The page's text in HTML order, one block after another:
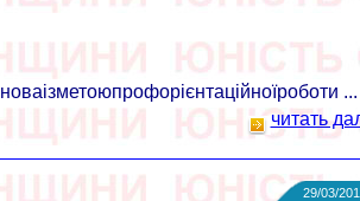
...
читать
29/03/